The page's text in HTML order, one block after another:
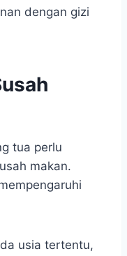
dengan gizi
tua perlu
makan.
usia tertentu,